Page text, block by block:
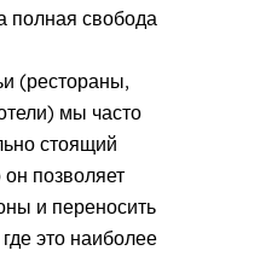
полная свобода
(рестораны,
мы часто
стоящий
позволяет
и переносить
это наиболее